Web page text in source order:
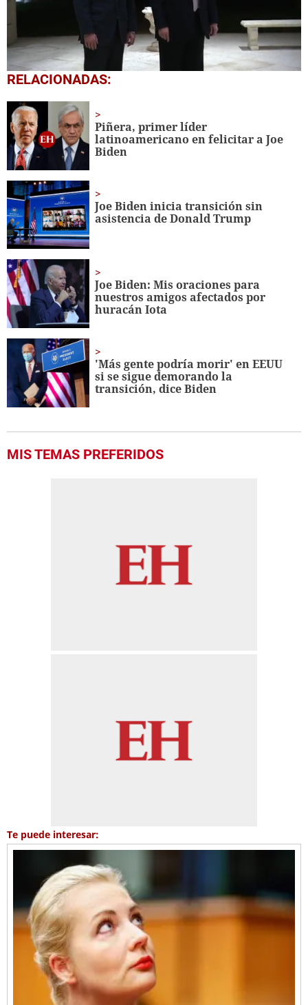
0
seconds
45
seconds
RELACIONADAS:
Piñera, primer líder
latinoamericano en felicitar a Joe
Biden
Joe Biden inicia transición sin
asistencia de Donald Trump
Joe Biden: Mis oraciones para
nuestros amigos afectados por
huracán Iota
'Más gente podría morir' en EEUU
si se sigue demorando la
transición, dice Biden
MIS TEMAS PREFERIDOS
Te puede interesar: